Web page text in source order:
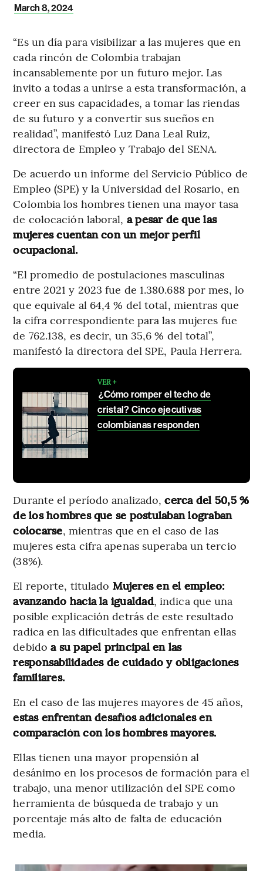
March 8, 2024
“Es un día para visibilizar a las mujeres que en
cada rincón de Colombia trabajan
incansablemente por un futuro mejor. Las
invito a todas a unirse a esta transformación, a
creer en sus capacidades, a tomar las riendas
de su futuro y a convertir sus sueños en
realidad”, manifestó Luz Dana Leal Ruiz,
directora de Empleo y Trabajo del SENA.
De acuerdo un informe del Servicio Público de
Empleo (SPE) y la Universidad del Rosario, en
Colombia los hombres tienen una mayor tasa
de colocación laboral, a pesar de que las
mujeres cuentan con un mejor perfil
ocupacional.
“El promedio de postulaciones masculinas
entre 2021 y 2023 fue de 1.380.688 por mes, lo
que equivale al 64,4 % del total, mientras que
la cifra correspondiente para las mujeres fue
de 762.138, es decir, un 35,6 % del total”,
manifestó la directora del SPE, Paula Herrera.
VER +
¿Cómo romper el techo de
cristal? Cinco ejecutivas
colombianas responden
Durante el período analizado,cerca del 50,5 %
de los hombres que se postulaban lograban
colocarse, mientras que en el caso de las
mujeres esta cifra apenas superaba un tercio
(38%).
El reporte, titulado Mujeres en el empleo:
avanzando hacia la igualdad, indica que una
posible explicación detrás de este resultado
radica en las dificultades que enfrentan ellas
debidoa su papel principal en las
responsabilidades de cuidado y obligaciones
familiares.
En el caso de las mujeres mayores de 45 años,
estas enfrentan desafíos adicionales en
comparación con los hombres mayores.
Ellas tienen una mayor propensión al
desánimo en los procesos de formación para el
trabajo, una menor utilización del SPE como
herramienta de búsqueda de trabajo y un
porcentaje más alto de falta de educación
media.